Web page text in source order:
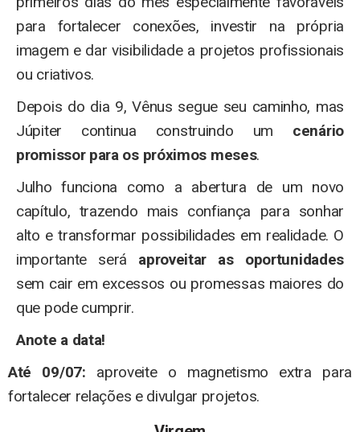
para fortalecer conexões, investir na própria
imagem e dar visibilidade a projetos profissionais
ou criativos.
Depois do dia 9, Vênus segue seu caminho, mas
Júpiter continua construindo um cenário
promissor para os próximos meses.
Julho funciona como a abertura de um novo
capítulo, trazendo mais confiança para sonhar
alto e transformar possibilidades em realidade. O
importante será aproveitar as oportunidades
sem cair em excessos ou promessas maiores do
que pode cumprir.
Anote a data!
Até 09/07: aproveite o magnetismo extra para
fortalecer relações e divulgar projetos.